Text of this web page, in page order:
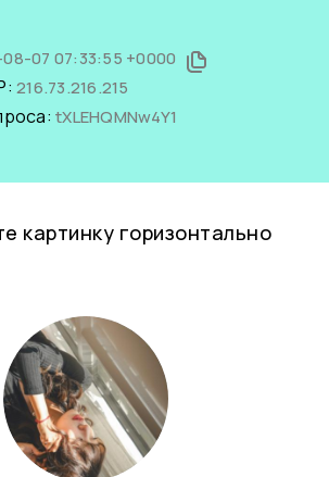
07 07:33:55 +0000
216.73.216.215
tXLEHQMNw4Y1
картинку горизонтально